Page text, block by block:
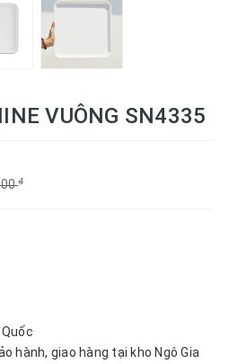
VUÔNG SN4335
đ
hành, giao hàng tại kho Ngô Gia